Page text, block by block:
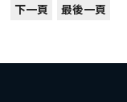
下一頁
最後一頁